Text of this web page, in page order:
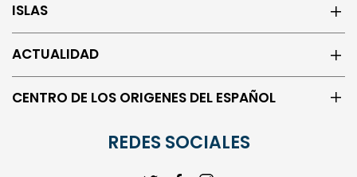
ISLAS
ACTUALIDAD
CENTRO DE LOS ORIGENES DEL ESPAÑOL
REDES SOCIALES